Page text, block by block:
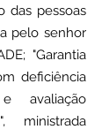
das pessoas
pelo senhor
"Garantia
deficiência
avaliação
ministrada